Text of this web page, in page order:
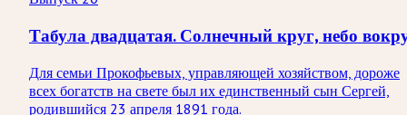
Табула двадцатая. Солнечный круг, небо
Для семьи Прокофьевых, управляющей хозяйством, дороже
всех богатств на свете был их единственный сын Сергей,
родившийся 23 апреля 1891 года.